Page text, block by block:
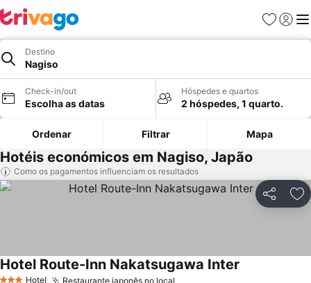
Favoritos
Iniciar
Destino
Nagiso
Check-in/out
Escolha as datas
Hóspedes e quartos
2 hóspedes, 1 quarto.
Ordenar Filtrar Mapa
Hotéis económicos em Nagiso, Japão
Como os pagamentos influenciam os resultados
Partilhar
Hotel Restaurante japonês no local
Hotel Route-Inn Nakatsugawa Inter